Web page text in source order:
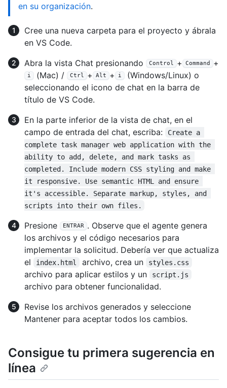
en su organización.
Cree una nueva carpeta para el proyecto y ábrala
en VS Code.
Abra la vista Chat presionando
Control + Command +
i (Mac) / Ctrl + Alt + i
(Windows/Linux) o
seleccionando el icono de chat en la barra de
título de VS Code.
En la parte inferior de la vista de chat, en el
campo de entrada del chat, escriba:
Create a
complete task manager web application with the
ability to add, delete, and mark tasks as
completed. Include modern CSS styling and make
it responsive. Use semantic HTML and ensure
it's accessible. Separate markup, styles, and
scripts into their own files.
Presione ENTRAR . Observe que el agente genera
los archivos y el código necesarios para
implementar la solicitud. Debería ver que actualiza
el
index.html archivo, crea un styles.css
archivo para aplicar estilos y un script.js
archivo para obtener funcionalidad.
Revise los archivos generados y seleccione
Mantener para aceptar todos los cambios.
Consigue tu primera sugerencia en
línea